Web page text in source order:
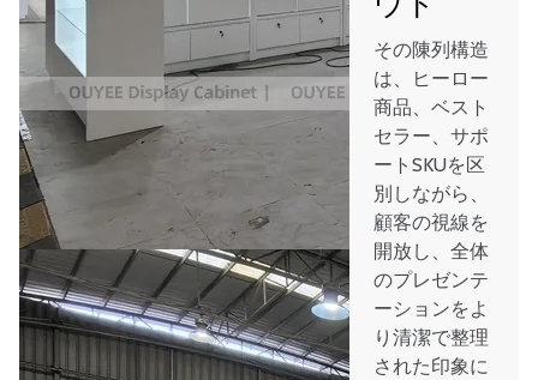
その陳列構造
は、ヒーロー
商品、ベスト
セラー、サポ
ートSKUを区
別しながら、
顧客の視線を
開放し、全体
のプレゼンテ
ーションをよ
り清潔で整理
された印象に